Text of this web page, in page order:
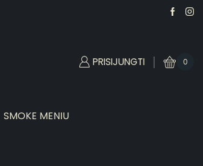
PRISIJUNGTI 0
SMOKE MENIU